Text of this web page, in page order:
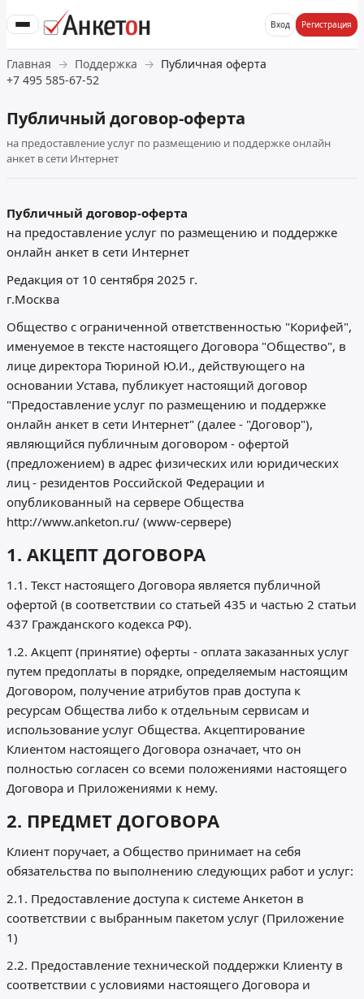
Вход Регистрация
Главная Поддержка
Публичная оферта
+7 495 585-67-52
Публичный договор-оферта
на предоставление услуг по размещению и поддержке онлайн
анкет в сети Интернет
Публичный договор-оферта
на предоставление услуг по размещению и поддержке
онлайн анкет в сети Интернет
Редакция от 10 сентября 2025 г.
г.Москва
Общество с ограниченной ответственностью "Корифей",
именуемое в тексте настоящего Договора "Общество", в
лице директора Тюриной Ю.И., действующего на
основании Устава, публикует настоящий договор
"Предоставление услуг по размещению и поддержке
онлайн анкет в сети Интернет" (далее - "Договор"),
являющийся публичным договором - офертой
(предложением) в адрес физических или юридических
лиц - резидентов Российской Федерации и
опубликованный на сервере Общества
http://www.anketon.ru/ (www-сервере)
1. АКЦЕПТ ДОГОВОРА
1.1. Текст настоящего Договора является публичной
офертой (в соответствии со статьей 435 и частью 2 статьи
437 Гражданского кодекса РФ).
1.2. Акцепт (принятие) оферты - оплата заказанных услуг
путем предоплаты в порядке, определяемым настоящим
Договором, получение атрибутов прав доступа к
ресурсам Общества либо к отдельным сервисам и
использование услуг Общества. Акцептирование
Клиентом настоящего Договора означает, что он
полностью согласен со всеми положениями настоящего
Договора и Приложениями к нему.
2. ПРЕДМЕТ ДОГОВОРА
Клиент поручает, а Общество принимает на себя
обязательства по выполнению следующих работ и услуг:
2.1. Предоставление доступа к системе Анкетон в
соответствии с выбранным пакетом услуг (Приложение
1)
2.2. Предоставление технической поддержки Клиенту в
соответствии с условиями настоящего Договора и